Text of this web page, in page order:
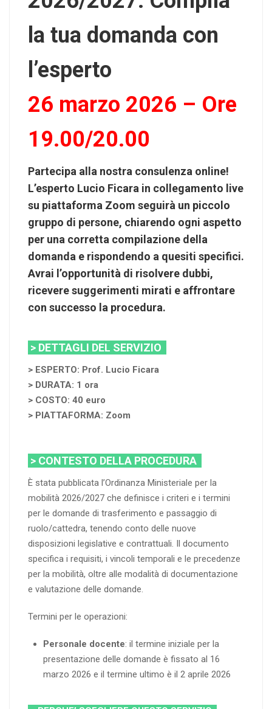
la tua domanda con
l’esperto
26 marzo 2026 – Ore
19.00/20.00
Partecipa alla nostra consulenza online!
L’esperto Lucio Ficara in collegamento live
su piattaforma Zoom seguirà un piccolo
gruppo di persone, chiarendo ogni aspetto
per una corretta compilazione della
domanda e rispondendo a quesiti specifici.
Avrai l’opportunità di risolvere dubbi,
ricevere suggerimenti mirati e affrontare
con successo la procedura.
> DETTAGLI DEL SERVIZIO
> ESPERTO: Prof. Lucio Ficara
> DURATA: 1 ora
> COSTO: 40 euro
> PIATTAFORMA: Zoom
> CONTESTO DELLA PROCEDURA
È stata pubblicata l’Ordinanza Ministeriale per la
mobilità 2026/2027 che definisce i criteri e i termini
per le domande di trasferimento e passaggio di
ruolo/cattedra, tenendo conto delle nuove
disposizioni legislative e contrattuali. Il documento
specifica i requisiti, i vincoli temporali e le precedenze
per la mobilità, oltre alle modalità di documentazione
e valutazione delle domande.
Termini per le operazioni:
Personale docente: il termine iniziale per la
presentazione delle domande è fissato al 16
marzo 2026 e il termine ultimo è il 2 aprile 2026